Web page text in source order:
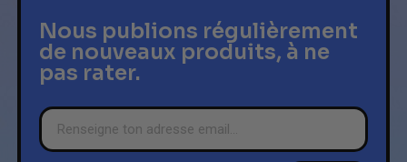
Nous publions régulièrement
de nouveaux produits, à ne
pas rater.